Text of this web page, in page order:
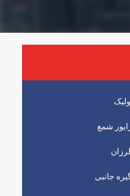
شمع
جانبی